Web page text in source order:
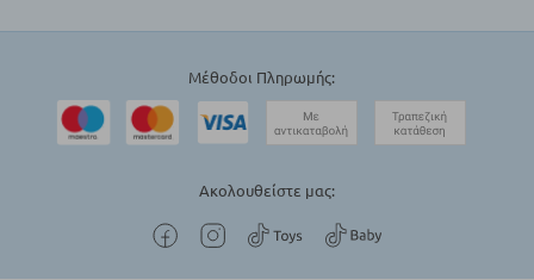
Μέθοδοι Πληρωμής:
Ακολουθείστε μας: